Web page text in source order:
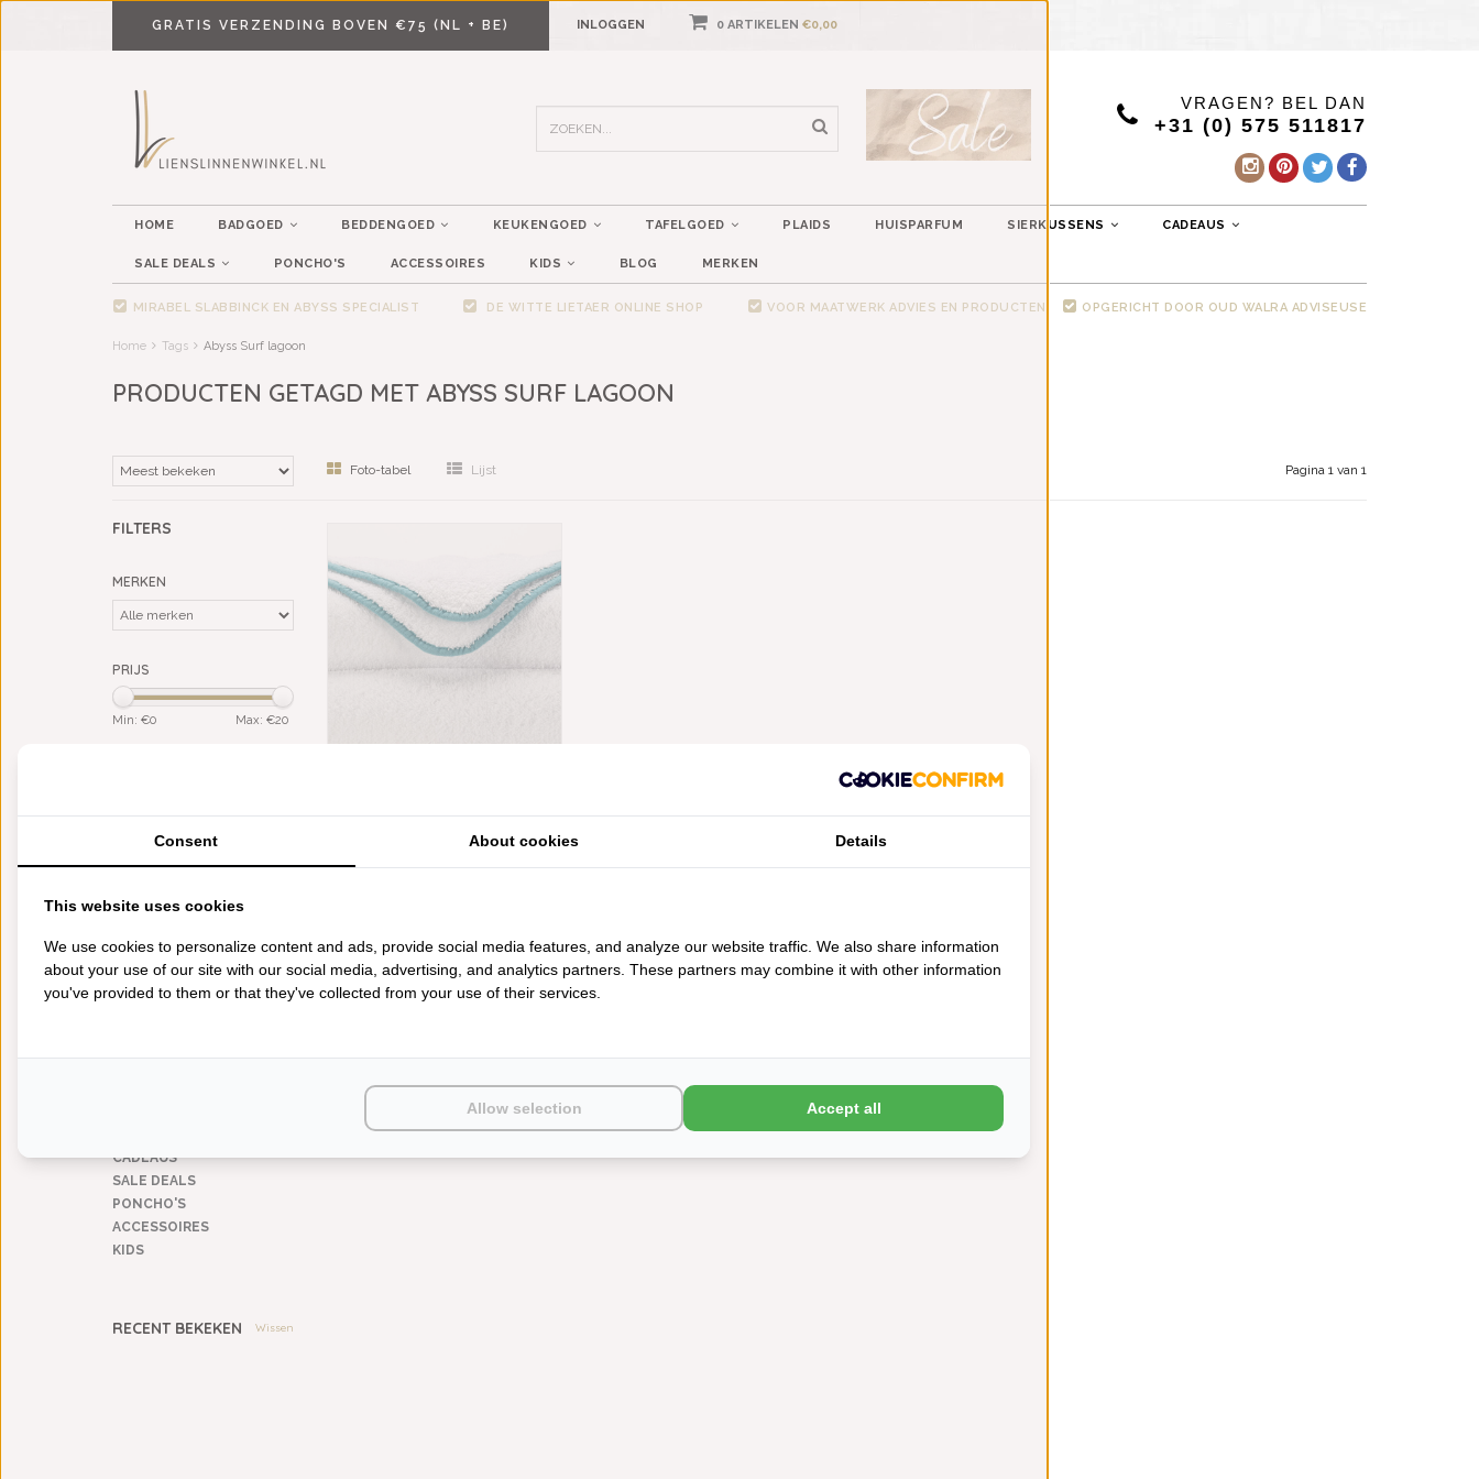
GRATIS VERZENDING BOVEN €75 (NL + BE) INLOGGEN 0 ARTIKELEN €0,00
VRAGEN? BEL DAN
+31 (0) 575 511817
HOME BADGOED BEDDENGOED KEUKENGOED TAFELGOED PLAIDS HUISPARFUM SIERKUSSENS CADEAUS
SALE DEALS PONCHO'S ACCESSOIRES KIDS BLOG MERKEN
MIRABEL SLABBINCK EN ABYSS SPECIALIST DE WITTE LIETAER ONLINE SHOP VOOR MAATWERK ADVIES EN PRODUCTEN OPGERICHT DOOR OUD WALRA ADVISEUSE
Home Tags Abyss Surf lagoon
PRODUCTEN GETAGD MET ABYSS SURF LAGOON
Foto-tabel Lijst Pagina 1 van 1
FILTERS
MERKEN
PRIJS
Min: €0 Max: €20
groen(1)
wit(1)
Giza Egypt. katoen (ELS)
CATEGORIEËN
BADGOED
CADEAUS
SALE DEALS
PONCHO'S
ACCESSOIRES
KIDS
RECENT BEKEKEN Wissen
GRAM PER M², VANAF
Consent About cookies Details
This website uses cookies
We use cookies to personalize content and ads, provide social media features, and analyze our website traffic. We also share information
about your use of our site with our social media, advertising, and analytics partners. These partners may combine it with other information
you've provided to them or that they've collected from your use of their services.
Allow selection Accept all